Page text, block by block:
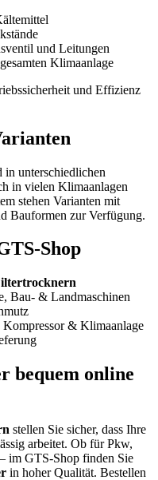
und Leitungen
Klimaanlage
und Effizienz
in unterschiedlichen
in vielen Klimaanlagen
stehen Varianten mit
Bauformen zur Verfügung.
Shop
Bau- & Landmaschinen
Kompressor & Klimaanlage
bequem online
stellen Sie sicher, dass Ihre
arbeitet. Ob für Pkw,
im GTS-Shop finden Sie
in hoher Qualität. Bestellen